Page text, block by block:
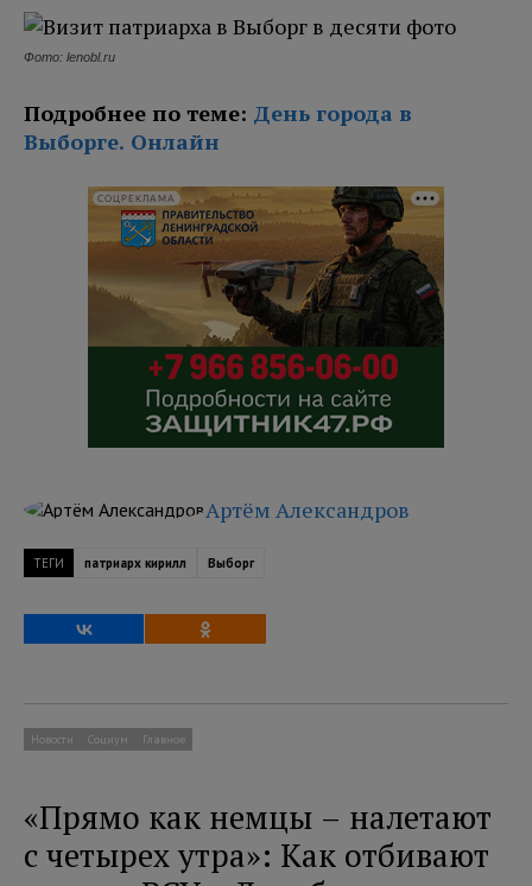
Фото: lenobl.ru
Подробнее по теме: День города в
Выборге. Онлайн
СОЦРЕКЛАМА
Артём Александров
ТЕГИ патриарх кирилл Выборг
Новости Социум Главное
«Прямо как немцы – налетают
с четырех утра»: Как отбивают